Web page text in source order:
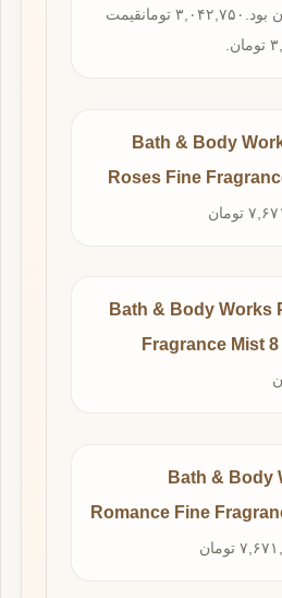
۷,۶۷۱,۰۰۰ تومان بود.۳,۰۴۲,۷۵۰ تومانقیمت
Bath & Body
Roses Fine
تومان
Bath & Body Works
Fragrance Mist
Bath & Body
Romance Fine
تومان